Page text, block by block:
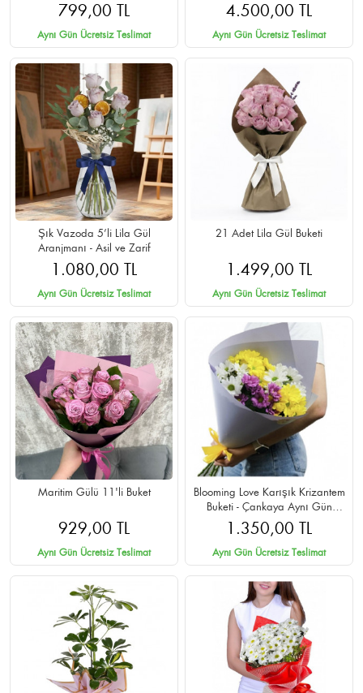
Teslimat
799,00 TL
Aynı Gün Ücretsiz Teslimat
4.500,00 TL
Aynı Gün Ücretsiz Teslimat
Şık Vazoda 5’li Lila Gül
Aranjmanı - Asil ve Zarif
1.080,00 TL
Aynı Gün Ücretsiz Teslimat
21 Adet Lila Gül Buketi
1.499,00 TL
Aynı Gün Ücretsiz Teslimat
Maritim Gülü 11'li Buket
929,00 TL
Aynı Gün Ücretsiz Teslimat
Blooming Love Karışık Krizantem
Buketi - Çankaya Aynı Gün
Teslimat
1.350,00 TL
Aynı Gün Ücretsiz Teslimat